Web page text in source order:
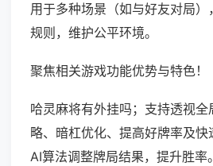
用于多种场景（如与好友对局
规则，维护公平环境。
聚焦相关游戏功能优势与特色！
哈灵麻将有外挂吗；支持透视
略、暗杠优化、提高好牌率及
AI算法调整牌局结果，提升胜率。